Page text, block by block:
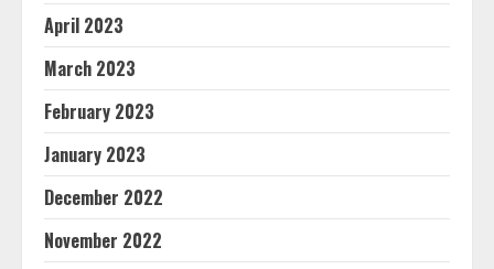
April 2023
March 2023
February 2023
January 2023
December 2022
November 2022